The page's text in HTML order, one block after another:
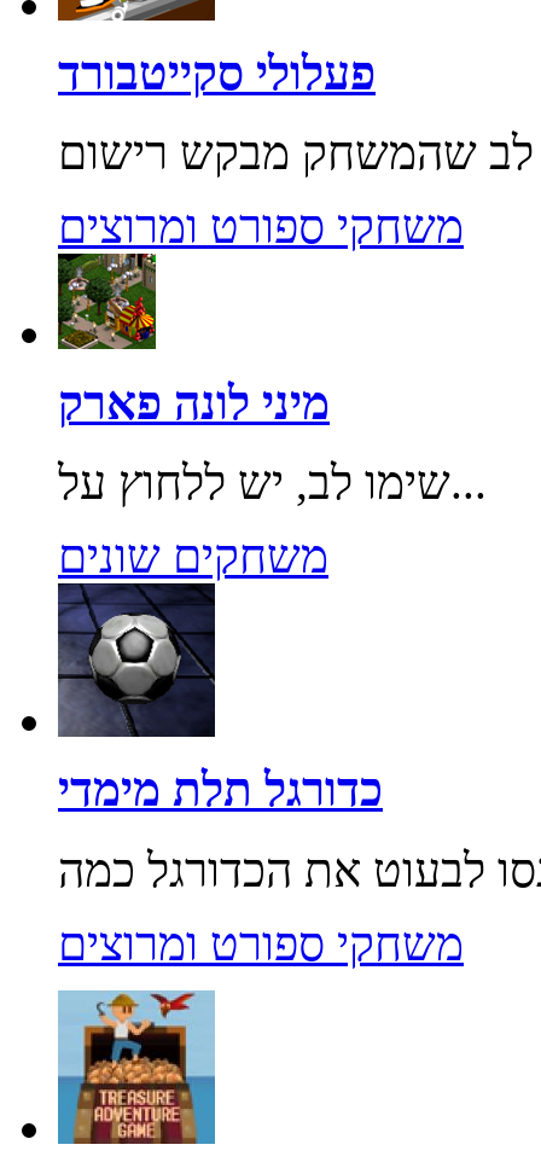
פעלולי סקייטבורד
משחקי ספורט ומרוצים
מיני לונה פארק
שימו לב, יש ללחוץ על...
משחקים שונים
כדורגל תלת מימדי
משחקי ספורט ומרוצים